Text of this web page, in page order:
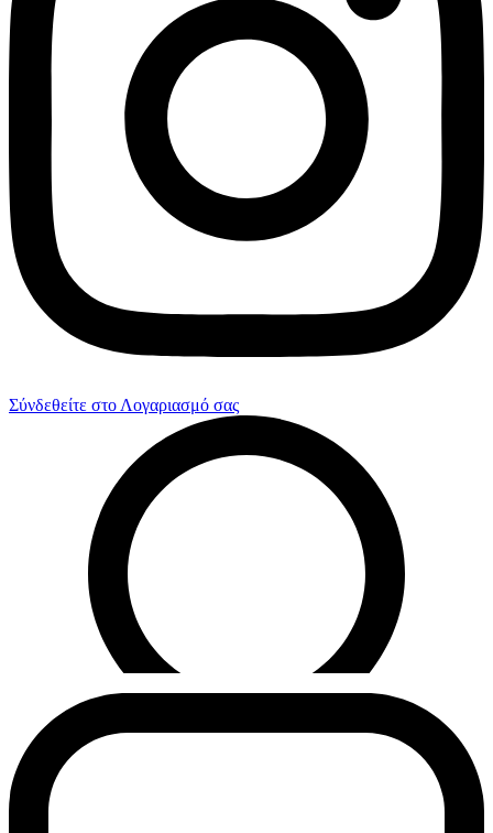
Σύνδεθείτε στο Λογαριασμό σας